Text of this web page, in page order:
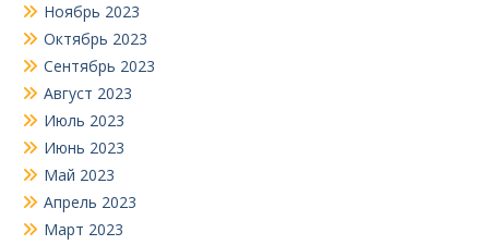
Ноябрь 2023
Октябрь 2023
Сентябрь 2023
Август 2023
Июль 2023
Июнь 2023
Май 2023
Апрель 2023
Март 2023